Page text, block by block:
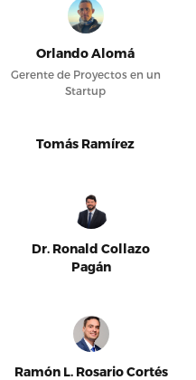
Orlando Alomá
Gerente de Proyectos en un
Startup
Tomás Ramírez
Dr. Ronald Collazo
Pagán
Ramón L. Rosario Cortés